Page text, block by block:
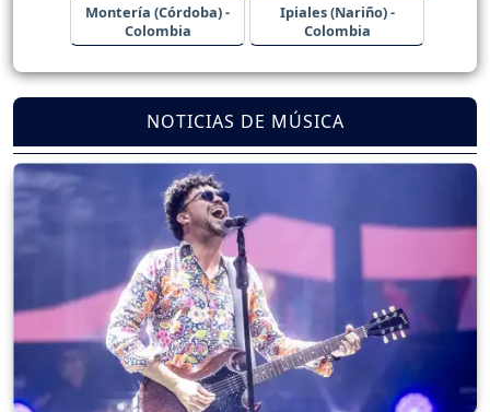
Montería (Córdoba) -
Colombia
Ipiales (Nariño) -
Colombia
NOTICIAS DE MÚSICA